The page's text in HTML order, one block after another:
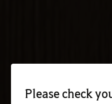
Please check